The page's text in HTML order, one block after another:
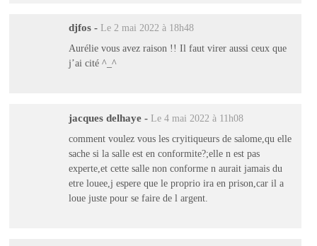
djfos - Le 2 mai 2022 à 18h48
Aurélie vous avez raison !! Il faut virer aussi ceux que
j’ai cité ^_^
jacques delhaye - Le 4 mai 2022 à 11h08
comment voulez vous les cryitiqueurs de salome,qu elle
sache si la salle est en conformite?;elle n est pas
experte,et cette salle non conforme n aurait jamais du
etre louee,j espere que le proprio ira en prison,car il a
loue juste pour se faire de l argent.